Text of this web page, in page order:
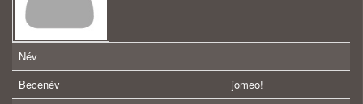
Név
Becenév
jomeo!